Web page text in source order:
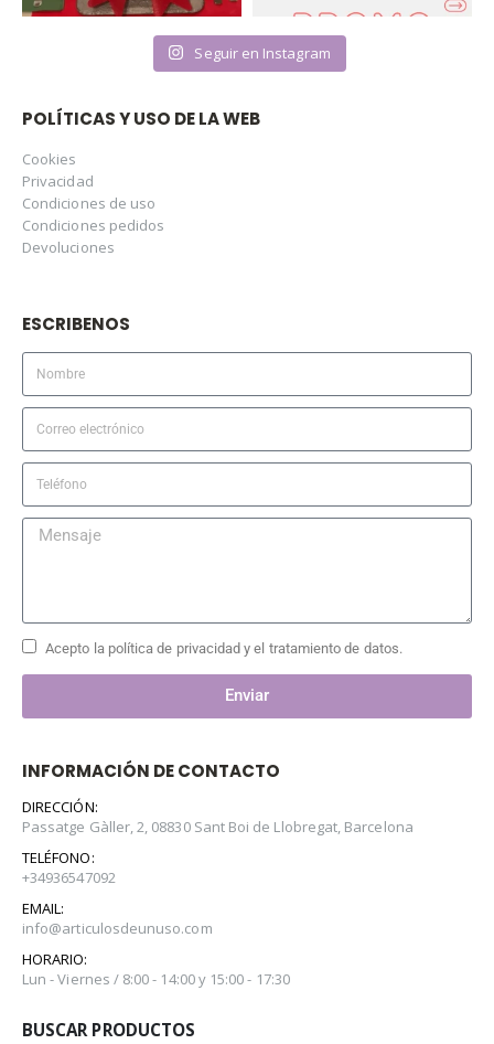
Seguir en Instagram
POLÍTICAS Y USO DE LA WEB
Cookies
Privacidad
Condiciones de uso
Condiciones pedidos
Devoluciones
ESCRIBENOS
Acepto la política de privacidad y el tratamiento de datos.
Enviar
INFORMACIÓN DE CONTACTO
DIRECCIÓN:
Passatge Gàller, 2, 08830 Sant Boi de Llobregat, Barcelona
TELÉFONO:
+34936547092
EMAIL:
info@articulosdeunuso.com
HORARIO:
Lun - Viernes / 8:00 - 14:00 y 15:00 - 17:30
BUSCAR PRODUCTOS